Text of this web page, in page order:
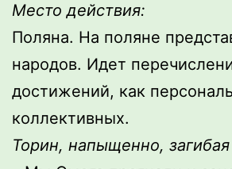
Место действия:
Поляна. На поляне
народов. Идет
достижений, как
коллективных.
Торин, напыщенно,